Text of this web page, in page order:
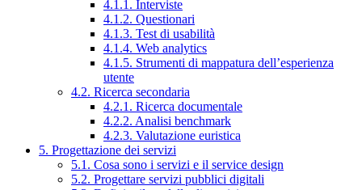
4.1.1. Interviste
4.1.2. Questionari
4.1.3. Test di usabilità
4.1.4. Web analytics
4.1.5. Strumenti di mappatura dell’esperienza
utente
4.2. Ricerca secondaria
4.2.1. Ricerca documentale
4.2.2. Analisi benchmark
4.2.3. Valutazione euristica
5. Progettazione dei servizi
5.1. Cosa sono i servizi e il service design
5.2. Progettare servizi pubblici digitali